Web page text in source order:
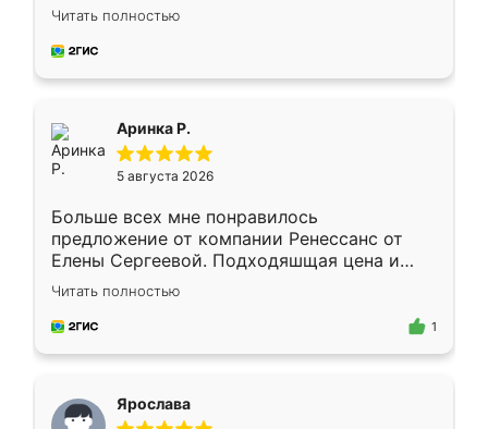
Замерщик приехал в субботу, подошёл к
делу со всей ответственностью. Собрали
за день, ребята работали аккуратно, даже
Читать полностью
Аринка Р.
5 августа 2026
Больше всех мне понравилось
предложение от компании Ренессанс от
Елены Сергеевой. Подходяшщая цена и
короткие сроки изготовления. Приехавший
для замера сотрудник Владислав
предложил по моему эскизу самый
Читать полностью
1
Ярослава